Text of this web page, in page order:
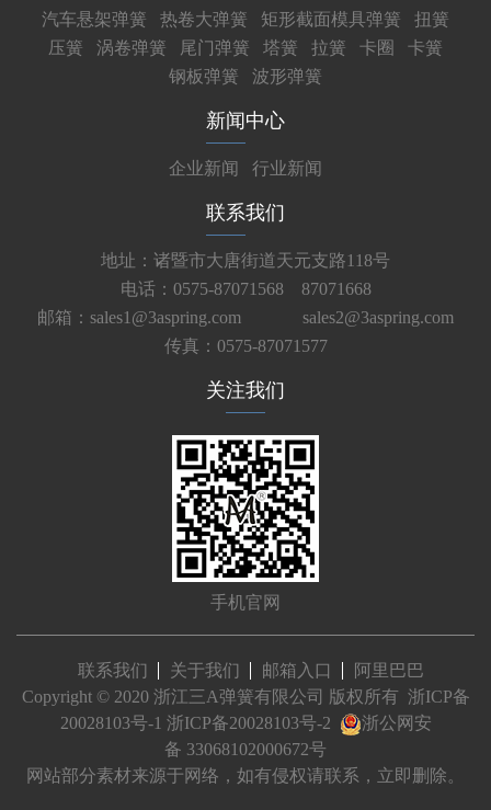
汽车悬架弹簧 热卷大弹簧 矩形截面模具弹簧
扭簧
压簧
涡卷弹簧 尾门弹簧 塔簧 拉簧 卡圈
卡簧
钢板弹簧
波形弹簧
新闻中心
企业新闻 行业新闻
联系我们
地址：诸暨市大唐街道天元支路118号
电话：0575-87071568 87071668
邮箱：sales1@3aspring.com
sales2@3aspring.com
传真：0575-87071577
关注我们
手机官网
联系我们 关于我们 邮箱入口
阿里巴巴
Copyright © 2020 浙江三A弹簧有限公司 版权所有 浙ICP备
20028103号-1 浙ICP备20028103号-2
浙公网安
备 33068102000672号
网站部分素材来源于网络，如有侵权请联系，立即删除。